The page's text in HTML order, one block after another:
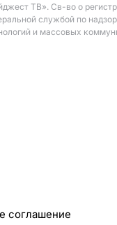
ТВ». Св-во о
службой по
и массовых
соглашение